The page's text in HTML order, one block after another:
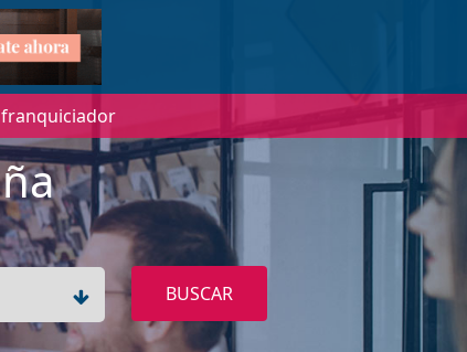
BUSCAR